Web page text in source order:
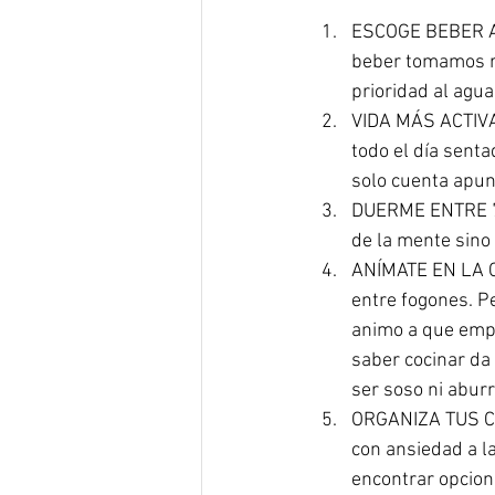
ESCOGE
beber tomamos
prioridad al
VIDA MÁS
todo el día
solo cuenta
DUERME
de la mente
ANÍMATE EN
entre fogones.
animo a que
saber cocinar
ser soso ni
ORGANIZA
con ansiedad a
encontrar